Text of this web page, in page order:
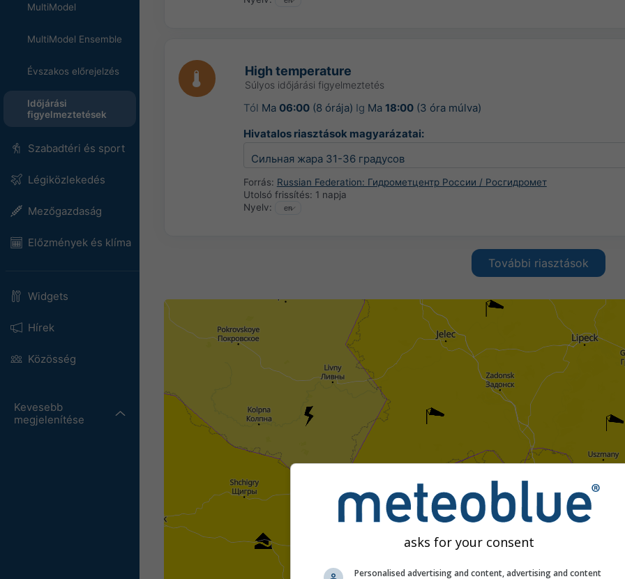
MultiModel
MultiModel Ensemble
Évszakos előrejelzés
Időjárási
figyelmeztetések
Szabadtéri és sport
Légiközlekedés
Mezőgazdaság
Előzmények és klíma
Widgets
Hírek
Közösség
Kevesebb
megjelenítése
High temperature
Súlyos időjárási figyelmeztetés
Tól Ma 06:00(8 órája) Ig Ma 18:00(3 óra múlva)
Hivatalos riasztások magyarázatai:
Сильная жара 31-36 градусов
Forrás: Russian Federation: Гидрометцентр России / Росгидромет
Utolsó frissítés: 1 napja
Nyelv:
További riasztások
asks for your consent
Personalised advertising and content, advertising and content